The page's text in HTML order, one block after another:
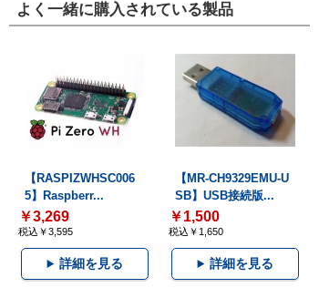
よく一緒に購入されている製品
【RASPIZWHSC006
5】Raspberr...
￥3,269
税込￥3,595
詳細を見る
【MR-CH9329EMU-U
SB】USB接続版...
￥1,500
税込￥1,650
詳細を見る